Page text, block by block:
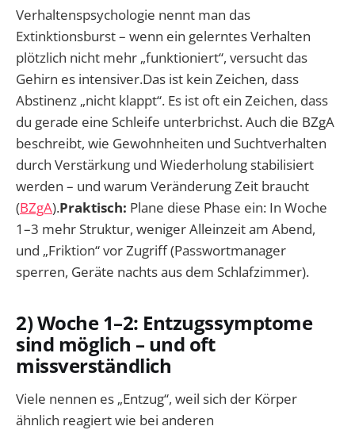
Verhaltenspsychologie nennt man das
Extinktionsburst – wenn ein gelerntes Verhalten
plötzlich nicht mehr „funktioniert“, versucht das
Gehirn es intensiver.Das ist kein Zeichen, dass
Abstinenz „nicht klappt“. Es ist oft ein Zeichen, dass
du gerade eine Schleife unterbrichst. Auch die BZgA
beschreibt, wie Gewohnheiten und Suchtverhalten
durch Verstärkung und Wiederholung stabilisiert
werden – und warum Veränderung Zeit braucht
(BZgA).Praktisch: Plane diese Phase ein: In Woche
1–3 mehr Struktur, weniger Alleinzeit am Abend,
und „Friktion“ vor Zugriff (Passwortmanager
sperren, Geräte nachts aus dem Schlafzimmer).
2) Woche 1–2: Entzugssymptome
sind möglich – und oft
missverständlich
Viele nennen es „Entzug“, weil sich der Körper
ähnlich reagiert wie bei anderen